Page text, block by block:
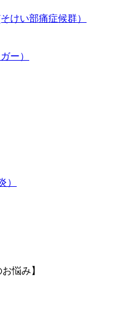
けい部痛症候群）
ー）
）
悩み】